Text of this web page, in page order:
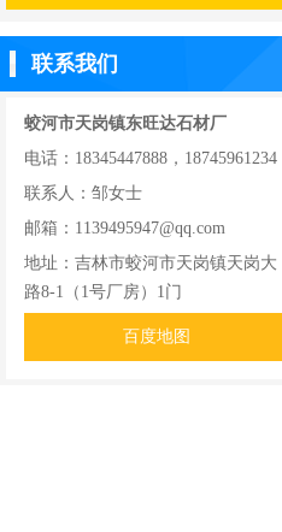
联系我们
蛟河市天岗镇东旺达石材厂
电话：18345447888，18745961234
联系人：邹女士
邮箱：1139495947@qq.com
地址：吉林市蛟河市天岗镇天岗大
路8-1（1号厂房）1门
百度地图